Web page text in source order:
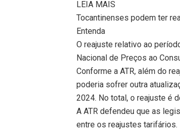
LEIA MAIS
Tocantinenses podem ter
Entenda
O reajuste relativo ao
Nacional de Preços ao
Conforme a ATR, além do
poderia sofrer outra
2024. No total, o reajuste é
A ATR defendeu que as
entre os reajustes